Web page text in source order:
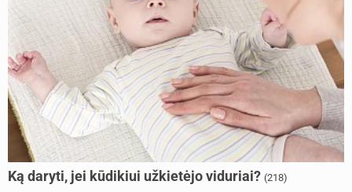
Ką daryti, jei kūdikiui užkietėjo viduriai? (218)